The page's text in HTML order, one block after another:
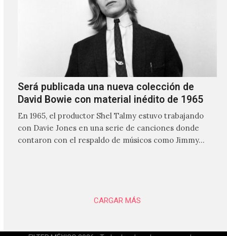
Será publicada una nueva colección de
David Bowie con material inédito de 1965
En 1965, el productor Shel Talmy estuvo trabajando
con Davie Jones en una serie de canciones donde
contaron con el respaldo de músicos como Jimmy…
CARGAR MÁS